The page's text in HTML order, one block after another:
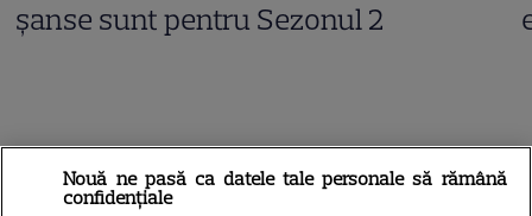
șanse sunt pentru Sezonul 2
ARTICOLE PARTENERI
Nouă ne pasă ca datele tale personale să rămână
confidențiale